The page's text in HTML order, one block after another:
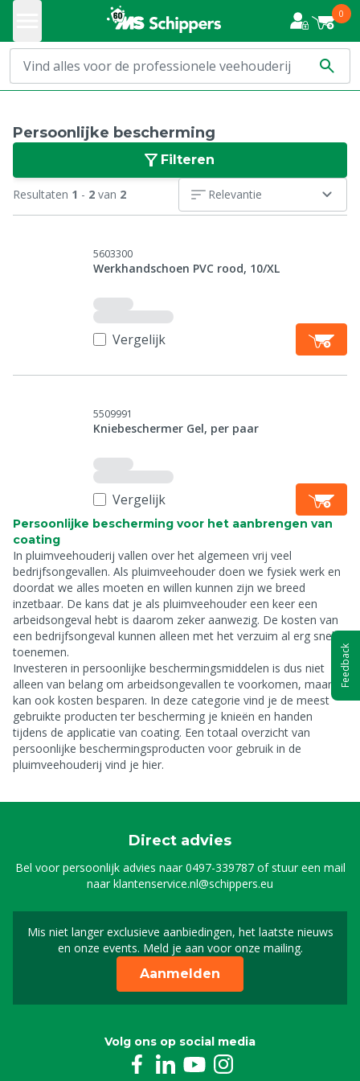
0
Persoonlijke bescherming
Filteren
Resultaten 1 - 2 van 2 Relevantie
5603300
Werkhandschoen PVC rood, 10/XL
Vergelijk
5509991
Kniebeschermer Gel, per paar
Vergelijk
Persoonlijke bescherming voor het aanbrengen van
coating
In pluimveehouderij vallen over het algemeen vrij veel
bedrijfsongevallen. Als pluimveehouder doen we fysiek werk en
doordat we alles moeten en willen kunnen zijn we breed
inzetbaar. De kans dat je als pluimveehouder een keer een
arbeidsongeval hebt is daarom zeker aanwezig. De kosten van
een bedrijfsongeval kunnen alleen met het verzuim al erg snel
toenemen.
Investeren in persoonlijke beschermingsmiddelen is dus niet
alleen van belang om arbeidsongevallen te voorkomen, maar
kan ook kosten besparen. In deze categorie vind je de meest
gebruikte producten ter bescherming je knieën en handen
tijdens de applicatie van coating. Een totaal overzicht van
persoonlijke beschermingsproducten voor gebruik in de
pluimveehouderij vind je hier.
Direct advies
Bel voor persoonlijk advies naar0497-339787of stuur een mail
naarklantenservice.nl@schippers.eu
Mis niet langer exclusieve aanbiedingen, het laatste nieuws
en onze events. Meld je aan voor onze mailing.
Schrijf je in voor onze
Aanmelden
Volg ons op social media
Feedback